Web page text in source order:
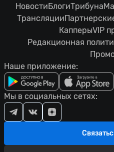
Новости БлогиТрибуна
Трансляции
КапперыVIP
Редакционная
Наше приложение:
Мы в социальных сетях: